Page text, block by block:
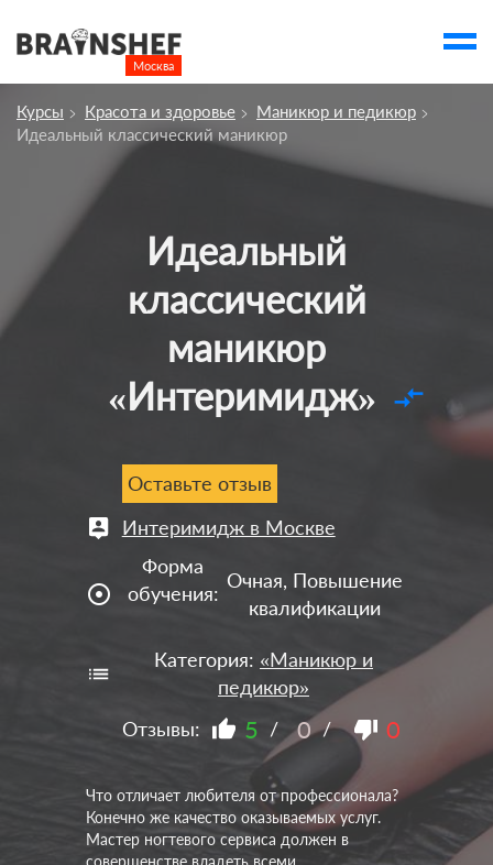
Москва
Посмотреть по России
Выбор компании
О компании
Курсы
Курсы Красота и здоровье
Маникюр и педикюр
Идеальный классический маникюр
Идеальный
классический
маникюр
«Интеримидж» compare_arrows
Интеримидж в Москве
adjust
Форма
обучения:
Очная, Повышение
квалификации
Категория: «Маникюр и
педикюр»
Отзывы:
5 / 0/ 0
Оставьте отзыв
Что отличает любителя от профессионала?
Конечно же качество оказываемых услуг.
Мастер ногтевого сервиса должен в
совершенстве владеть всеми